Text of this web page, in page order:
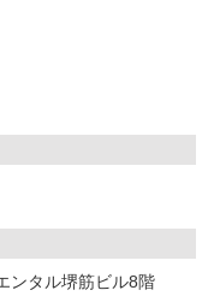
でご連絡します。
・事務所面接と選べま
ンタル堺筋ビル8階